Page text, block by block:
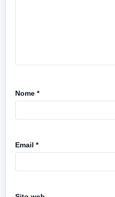
Nome *
Email *